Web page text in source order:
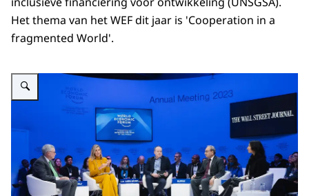
Het thema van het WEF dit jaar is 'Cooperation in a
fragmented World'.
Vergroot afbeelding Koningin Máxima bij World Economic Forum in Davos